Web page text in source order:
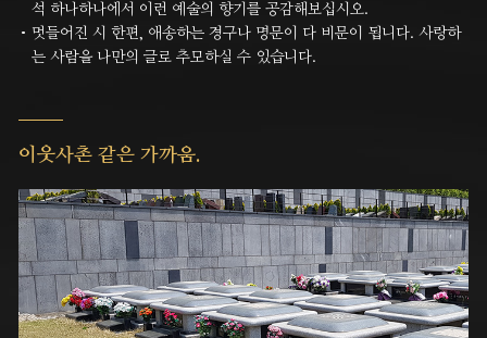
석 하나하나에서 이런 예술의 향기를 공감해보십시오.
멋들어진 시 한편, 애송하는 경구나 명문이 다 비문이 됩니다. 사랑하
는 사람을 나만의 글로 추모하실 수 있습니다.
이웃사촌 같은 가까움.